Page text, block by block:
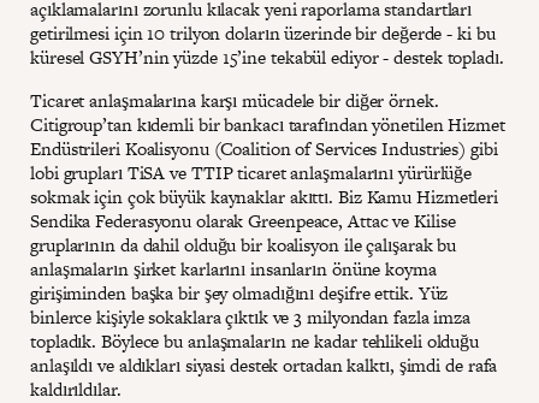
açıklamalarını zorunlu kılacak yeni raporlama standartları
getirilmesi için 10 trilyon doların üzerinde bir değerde - ki bu
küresel GSYH’nin yüzde 15’ine tekabül ediyor - destek topladı.
Ticaret anlaşmalarına karşı mücadele bir diğer örnek.
Citigroup’tan kıdemli bir bankacı tarafından yönetilen Hizmet
Endüstrileri Koalisyonu (Coalition of Services Industries) gibi
lobi grupları TiSA ve TTIP ticaret anlaşmalarını yürürlüğe
sokmak için çok büyük kaynaklar akıttı. Biz Kamu Hizmetleri
Sendika Federasyonu olarak Greenpeace, Attac ve Kilise
gruplarının da dahil olduğu bir koalisyon ile çalışarak bu
anlaşmaların şirket karlarını insanların önüne koyma
girişiminden başka bir şey olmadığını deşifre ettik. Yüz
binlerce kişiyle sokaklara çıktık ve 3 milyondan fazla imza
topladık. Böylece bu anlaşmaların ne kadar tehlikeli olduğu
anlaşıldı ve aldıkları siyasi destek ortadan kalktı, şimdi de rafa
kaldırıldılar.